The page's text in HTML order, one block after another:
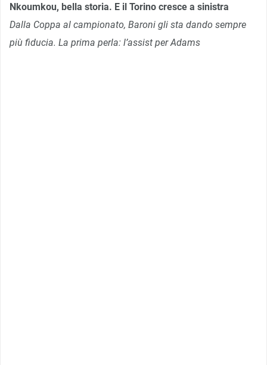
Nkoumkou, bella storia. E il Torino cresce a sinistra
Dalla Coppa al campionato, Baroni gli sta dando sempre
più fiducia. La prima perla: l’assist per Adams